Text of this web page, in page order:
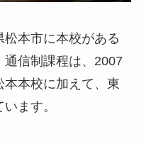
本市に本校がある
信制課程は、2007
本校に加えて、東
ます。